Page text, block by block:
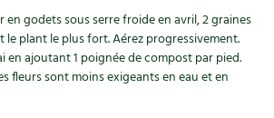
en godets sous serre froide en avril, 2 graines
plant le plus fort. Aérez progressivement.
en ajoutant 1 poignée de compost par pied.
fleurs sont moins exigeants en eau et en